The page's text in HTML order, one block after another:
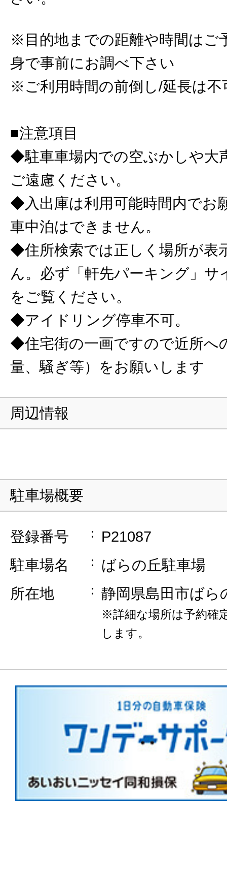
※目的地までの距離や時間はご
身で事前にお調べ下さい
※ご利用時間の前倒し/延長は不
■注意項目
◆駐車車場内での空ぶかしや大
ご遠慮ください。
◆入出庫は利用可能時間内でお
車中泊はできません。
◆住所検索では正しく場所が表
ん。必ず「軒先パーキング」サ
をご覧ください。
◆アイドリング停車不可。
◆住宅街の一画ですので近所へ
量、騒ぎ等）をお願いします
周辺情報
駐車場概要
登録番号
P21087
駐車場名
ばらの丘駐車場
所在地
静岡県島田市ばら
※詳細な場所は予約確
します。